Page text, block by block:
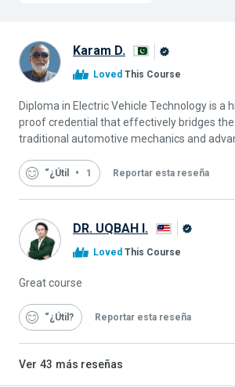
Karam D.
Alison
Loved This Course
Diploma in Electric Vehicle Technology is a
proof credential that effectively bridges
traditional automotive mechanics and
“¿Útil 1 Reportar esta reseña
DR. UQBAH I.
Loved This Course
Great course
“¿Útil Reportar esta reseña
Ver 43 más reseñas